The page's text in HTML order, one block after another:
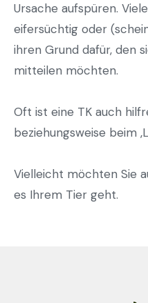
Ursache aufspüren.
eifersüchtig oder
ihren Grund dafür, den
mitteilen möchten.
Oft ist eine TK auch
beziehungsweise beim
Vielleicht möchten Sie
es Ihrem Tier geht.